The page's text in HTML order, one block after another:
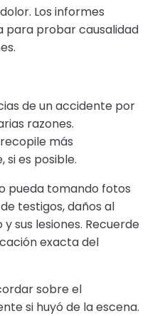
Los informes
para probar causalidad
de un accidente por
razones.
más
si es posible.
pueda tomando fotos
testigos, daños al
sus lesiones. Recuerde
exacta del
sobre el
si huyó de la escena.